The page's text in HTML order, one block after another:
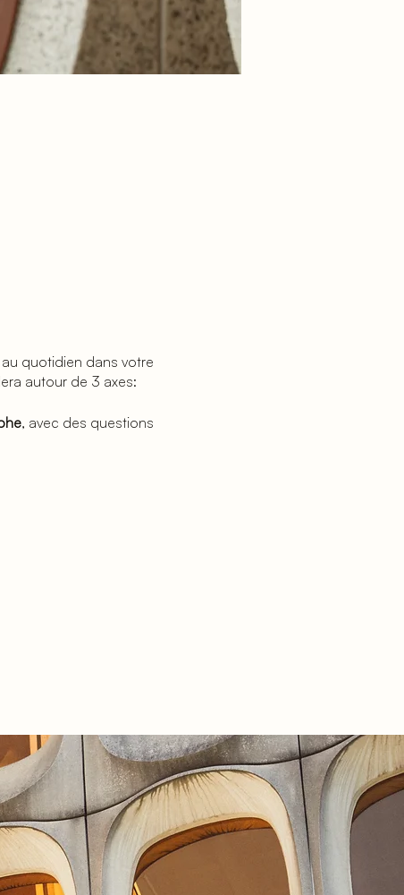
quotidien dans votre
autour de 3 axes:
, avec des questions
avocates spécialisées
à personnaliser pour
lors de votre
permettant